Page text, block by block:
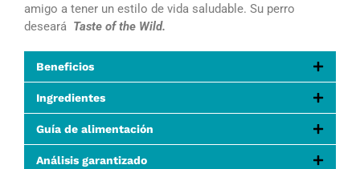
amigo a tener un estilo de vida saludable. Su perro
deseará Taste of the Wild.
Beneficios
Ingredientes
Guía de alimentación
Análisis garantizado